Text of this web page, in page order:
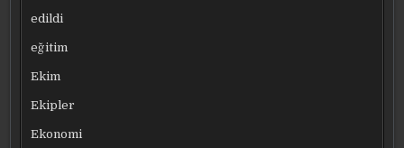
edildi
eğitim
Ekim
Ekipler
Ekonomi